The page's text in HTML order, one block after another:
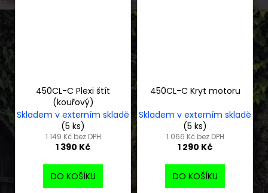
450CL-C Plexi štít
(kouřový)
Skladem v externím skladě
(5 ks)
1 149 Kč bez DPH
1 390 Kč
DO KOŠÍKU
450CL-C Kryt motoru
Skladem v externím skladě
(5 ks)
1 066 Kč bez DPH
1 290 Kč
DO KOŠÍKU